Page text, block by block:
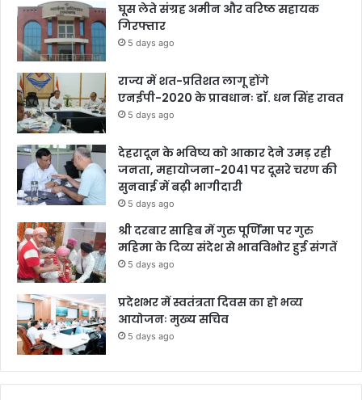
घूस लेते संग्रह अमीन और वरिष्ठ सहायक
गिरफ्तार
5 days ago
राज्य में शत-प्रतिशत लागू होंगे
एनईपी-2020 के प्रावधानः डाॅ. धन सिंह रावत
5 days ago
देहरादून के भविष्य को आकार देने उमड़ रही
जनता, महायोजना-2041 पर दूसरे चरण की
सुनवाई में बढ़ी भागीदारी
5 days ago
श्री दरबार साहिब में गुरु पूर्णिमा पर गुरु
महिमा के दिव्य संदेश से भावविभोर हुई संगतें
5 days ago
प्रदेशभर में स्वतंत्रता दिवस का हो भव्य
आयोजनः मुख्य सचिव
5 days ago